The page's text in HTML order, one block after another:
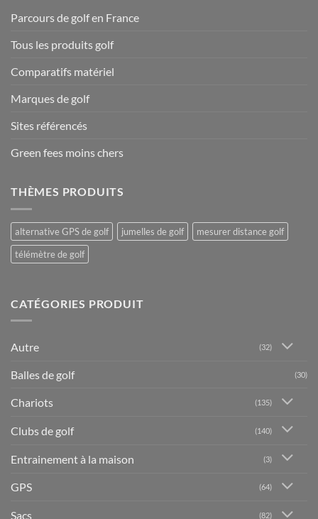
Parcours de golf en France
Tous les produits golf
Comparatifs matériel
Marques de golf
Sites référencés
Green fees moins chers
THÈMES PRODUITS
alternative GPS de golf jumelles de golf
mesurer distance golf
télémètre de golf
CATÉGORIES PRODUIT
Autre (32)
Balles de golf (30)
Chariots (135)
Clubs de golf (140)
Entrainement à la maison (3)
GPS (64)
Sacs (82)